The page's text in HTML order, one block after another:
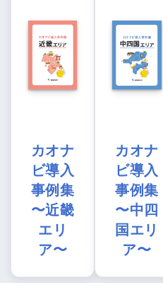
カオナ
ビ導入
事例集
〜近畿
エリ
ア〜
カオナ
ビ導入
事例集
〜中四
国エリ
ア〜